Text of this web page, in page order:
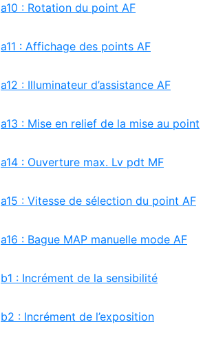
a10 : Rotation du point AF
a11 : Affichage des points AF
a12 : Illuminateur d’assistance AF
a13 : Mise en relief de la mise au point
a14 : Ouverture max. Lv pdt MF
a15 : Vitesse de sélection du point AF
a16 : Bague MAP manuelle mode AF
b1 : Incrément de la sensibilité
b2 : Incrément de l’exposition